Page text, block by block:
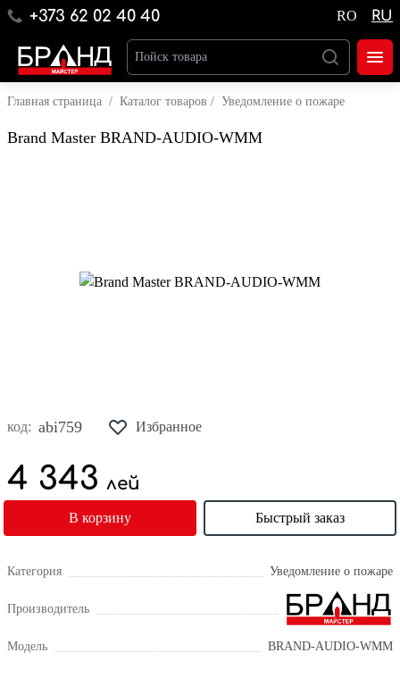
+373 62 02 40 40 RO RU
Главная страница / Каталог товаров / Уведомление о пожаре
Brand Master BRAND-AUDIO-WMM
код: abi759 Избранное
4 343 лей
В корзину Быстрый заказ
Категория Уведомление о пожаре
Производитель
Модель BRAND-AUDIO-WMM